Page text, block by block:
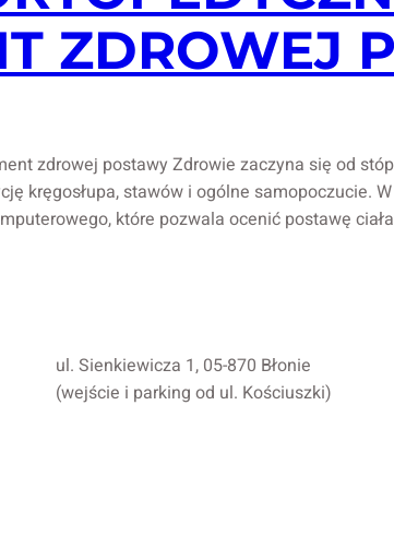
ZDROWEJ
zdrowej postawy Zdrowie zaczyna się od
kręgosłupa, stawów i ogólne samopoczucie.
które pozwala ocenić postawę
ul. Sienkiewicza 1, 05-870 Błonie
(wejście i parking od ul. Kościuszki)